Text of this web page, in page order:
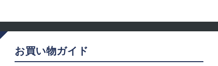
お買い物ガイド